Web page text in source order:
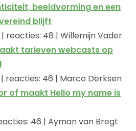
beeldvorming en een
blijft
reacties: 48 | Willemijn Vader
tarieven webcasts op
reacties: 46 | Marco Derksen
of maakt Hello my name is
46 | Ayman van Bregt